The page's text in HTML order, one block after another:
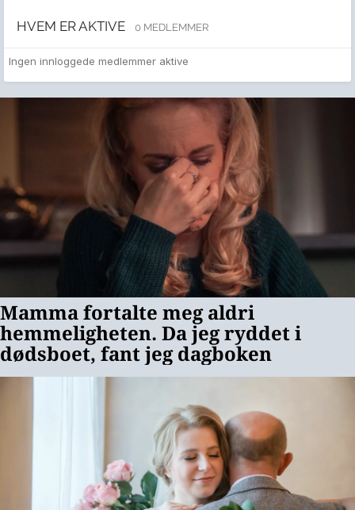
HVEM ER AKTIVE 0 MEDLEMMER
Ingen innloggede medlemmer aktive